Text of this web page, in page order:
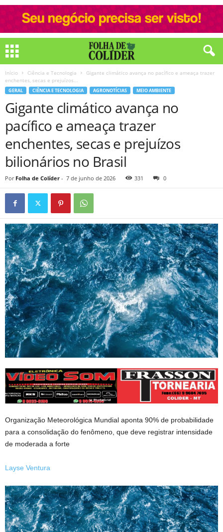
Início Ciência e Tecnologia
Gigante climático avança no pacífico e ameaça trazer
enchentes, secas e prejuízos...
GERAL CIÊNCIA E TECNOLOGIA AGRONOTÍCIAS MEIO AMBIENTE
Gigante climático avança no
pacífico e ameaça trazer
enchentes, secas e prejuízos
bilionários no Brasil
Por Folha de Colíder - 7 de junho de 2026 331 0
Organização Meteorológica Mundial aponta 90% de probabilidade
para a consolidação do fenômeno, que deve registrar intensidade
de moderada a forte
Layse Ventura